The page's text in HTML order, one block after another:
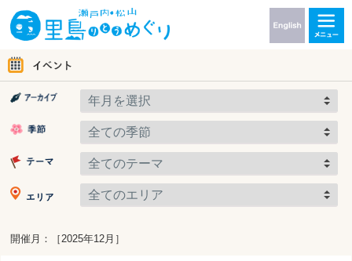
開催月：［2025年12月］